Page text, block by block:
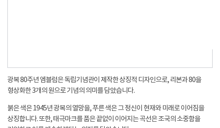
광복 80주년 엠블럼은 독립기념관이 제작한 상징적 디자인으로, 리본과 80을
형상화한 3개의 원으로 기념의 의미를 담았습니다.
붉은 색은 1945년 광복의 열망을, 푸른 색은 그 정신이 현재와 미래로 이어짐을
상징합니다. 또한, 태극마크를 품은 끝없이 이어지는 곡선은 조국의 소중함을